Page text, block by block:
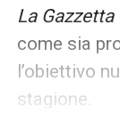
La
come sia
l’obiettivo
stagione.